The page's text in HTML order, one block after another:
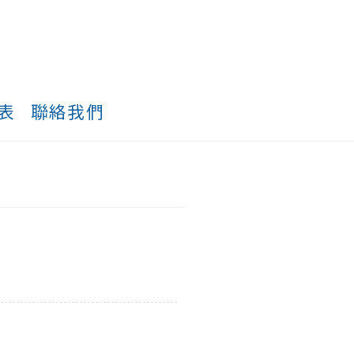
聯絡我們